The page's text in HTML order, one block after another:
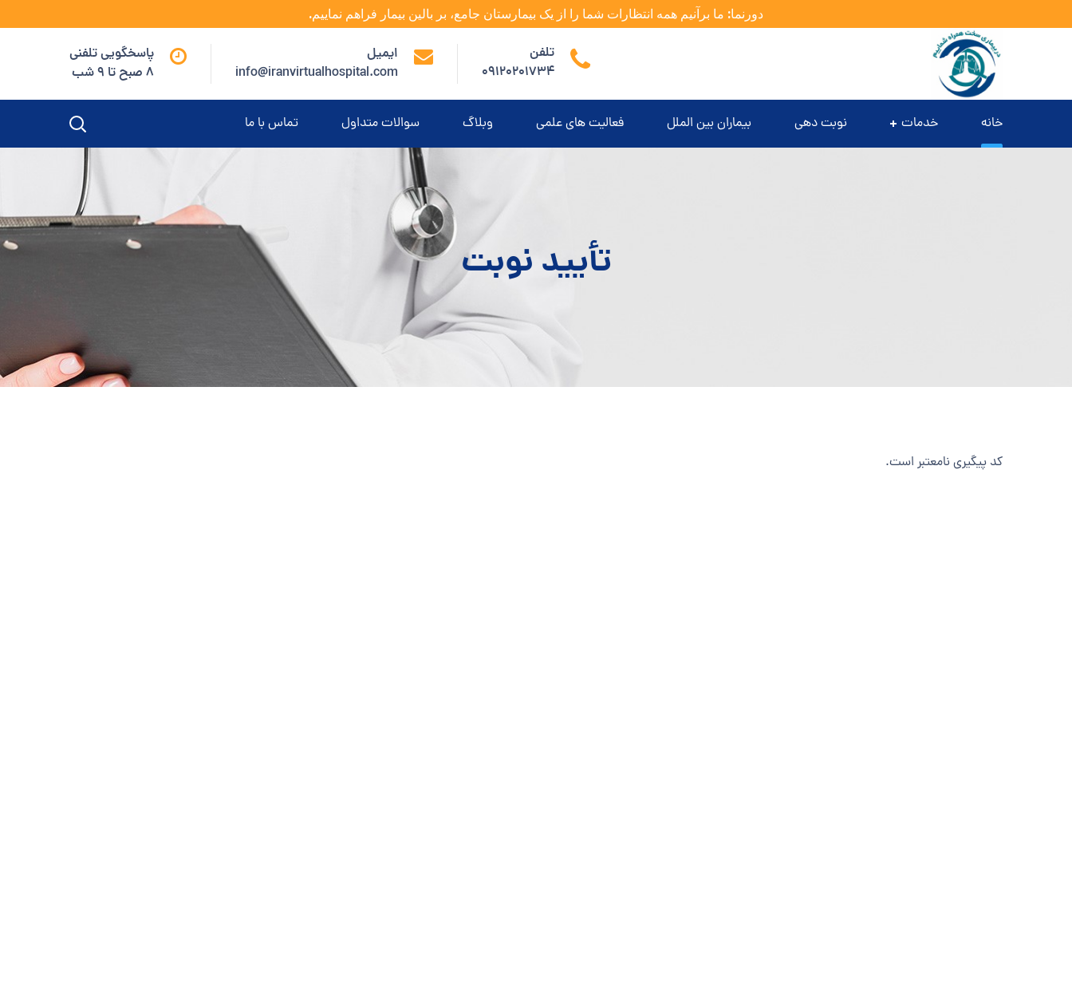
دورنما: ما برآنیم همه انتظارات شما را از یک بیمارستان جامع، بر بالین بیمار فراهم نماییم.
تلفن
09120201734
ایمیل
info@iranvirtualhospital.com
پاسخگویی تلفنی
8 صبح تا 9 شب
خانه خدمات نوبت دهی بیماران بین الملل فعالیت های علمی وبلاگ سوالات متداول تماس با ما
تأیید نوبت
کد پیگیری نامعتبر است.